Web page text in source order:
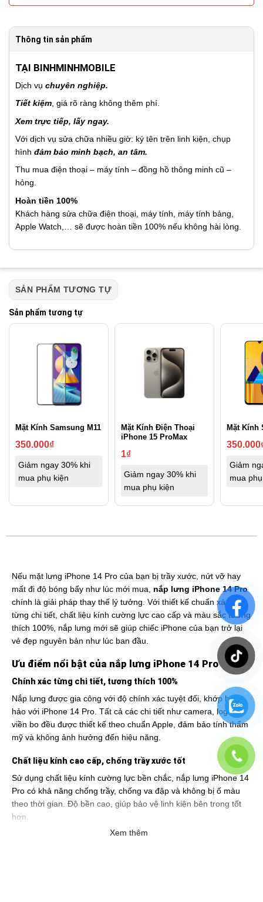
Thông tin sản phẩm
TẠI BINHMINHMOBILE
Dịch vụ chuyên nghiệp.
Tiết kiệm, giá rõ ràng không thêm phí.
Xem trực tiếp, lấy ngay.
Với dịch vụ sửa chữa nhiều giờ: ký tên trên linh kiện, chụp
hình đảm bảo minh bạch, an tâm.
Thu mua điện thoại – máy tính – đồng hồ thông minh cũ –
hỏng.
Hoàn tiền 100%
Khách hàng sửa chữa điện thoại, máy tính, máy tính bảng,
Apple Watch,… sẽ được hoàn tiền 100% nếu không hài lòng.
SẢN PHẨM TƯƠNG TỰ
Sản phẩm tương tự
Mặt Kính Samsung M11
350.000₫
Giảm ngay 30% khi
mua phụ kiện
Mặt Kính Điện Thoại
iPhone 15 ProMax
1₫
Giảm ngay 30% khi
mua phụ kiện
Mặt Kính
350.000
Giảm
mua
Nếu mặt lưng iPhone 14 Pro của bạn bị trầy xước, nứt vỡ hay
mất đi độ bóng bẩy như lúc mới mua, nắp lưng iPhone 14 Pro
chính là giải pháp thay thế lý tưởng. Với thiết kế chuẩn xác đến
từng chi tiết, chất liệu kính cường lực cao cấp và màu sắc tương
thích 100%, nắp lưng mới sẽ giúp chiếc iPhone của bạn trở lại
vẻ đẹp nguyên bản như lúc ban đầu.
Ưu điểm nổi bật của nắp lưng iPhone 14 Pro
Chính xác từng chi tiết, tương thích 100%
Nắp lưng được gia công với độ chính xác tuyệt đối, khớp hoàn
hảo với iPhone 14 Pro. Tất cả các chi tiết như camera, logo,
viền bo đều được thiết kế theo chuẩn Apple, đảm bảo tính thẩm
mỹ và không ảnh hưởng đến hiệu năng.
Chất liệu kính cao cấp, chống trầy xước tốt
Sử dụng chất liệu kính cường lực bền chắc, nắp lưng iPhone 14
Pro có khả năng chống trầy, chống va đập và không bị ố màu
theo thời gian. Độ bền cao, giúp bảo vệ linh kiện bên trong tốt
hơn.
Xem thêm